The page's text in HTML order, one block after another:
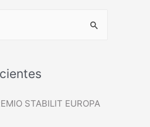
STABILIT EUROPA